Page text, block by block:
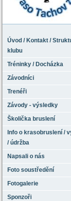
Úvod / Kontakt /
klubu
Tréninky / Docházka
Závodníci
Trenéři
Závody - výsledky
Školička bruslení
Info o krasobruslení /
/ údržba
Napsali o nás
Foto soustředění
Fotogalerie
Sponzoři